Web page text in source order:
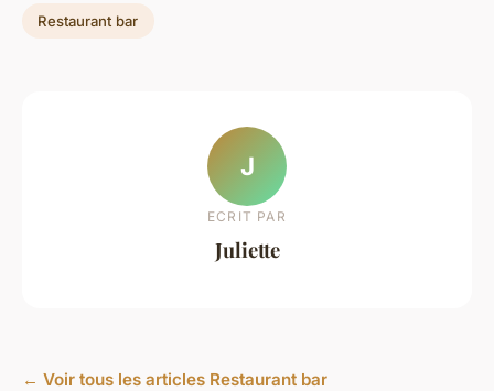
Restaurant bar
J
ECRIT PAR
Juliette
← Voir tous les articles Restaurant bar